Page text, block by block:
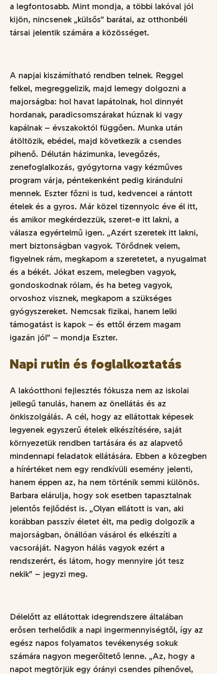
a legfontosabb. Mint mondja, a többi lakóval jól
kijön, nincsenek „külsős” barátai, az otthonbéli
társai jelentik számára a közösséget.
A napjai kiszámítható rendben telnek. Reggel
felkel, megreggelizik, majd lemegy dolgozni a
majorságba: hol havat lapátolnak, hol dinnyét
hordanak, paradicsomszárakat húznak ki vagy
kapálnak – évszakoktól függően. Munka után
átöltözik, ebédel, majd következik a csendes
pihenő. Délután házimunka, levegőzés,
zenefoglalkozás, gyógytorna vagy kézműves
program várja, péntekenként pedig kirándulni
mennek. Eszter főzni is tud, kedvencei a rántott
ételek és a gyros. Már közel tizennyolc éve él itt,
és amikor megkérdezzük, szeret-e itt lakni, a
válasza egyértelmű igen. „Azért szeretek itt lakni,
mert biztonságban vagyok. Törődnek velem,
figyelnek rám, megkapom a szeretetet, a nyugalmat
és a békét. Jókat eszem, melegben vagyok,
gondoskodnak rólam, és ha beteg vagyok,
orvoshoz visznek, megkapom a szükséges
gyógyszereket. Nemcsak fizikai, hanem lelki
támogatást is kapok – és ettől érzem magam
igazán jól” – mondja Eszter.
Napi rutin és foglalkoztatás
A lakóotthoni fejlesztés fókusza nem az iskolai
jellegű tanulás, hanem az önellátás és az
önkiszolgálás. A cél, hogy az ellátottak képesek
legyenek egyszerű ételek elkészítésére, saját
környezetük rendben tartására és az alapvető
mindennapi feladatok ellátására. Ebben a közegben
a hírértéket nem egy rendkívüli esemény jelenti,
hanem éppen az, ha nem történik semmi különös.
Barbara elárulja, hogy sok esetben tapasztalnak
jelentős fejlődést is. „Olyan ellátott is van, aki
korábban passzív életet élt, ma pedig dolgozik a
majorságban, önállóan vásárol és elkészíti a
vacsoráját. Nagyon hálás vagyok ezért a
rendszerért, és látom, hogy mennyire jót tesz
nekik” – jegyzi meg.
Délelőtt az ellátottak idegrendszere általában
erősen terhelődik a napi ingermennyiségtől, így az
egész napos folyamatos tevékenység sokuk
számára nagyon megerőltető lenne. „Az, hogy a
napot megtörjük egy órányi csendes pihenővel,